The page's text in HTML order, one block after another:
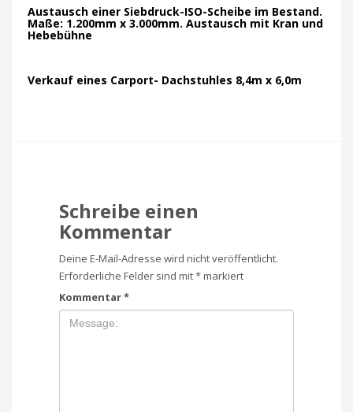
Austausch einer Siebdruck-ISO-Scheibe im Bestand.
Maße: 1.200mm x 3.000mm. Austausch mit Kran und
Hebebühne
Verkauf eines Carport- Dachstuhles 8,4m x 6,0m
Schreibe einen
Kommentar
Deine E-Mail-Adresse wird nicht veröffentlicht.
Erforderliche Felder sind mit*markiert
Kommentar*